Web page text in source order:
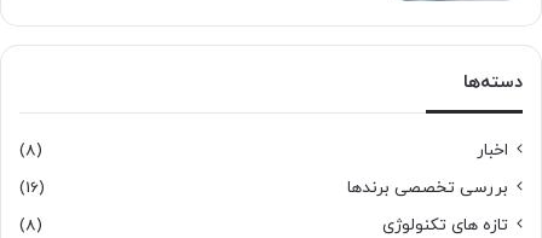
دسته‌ها
اخبار
(8)
بررسی تخصصی برندها
(16)
تازه های تکنولوژی
(8)